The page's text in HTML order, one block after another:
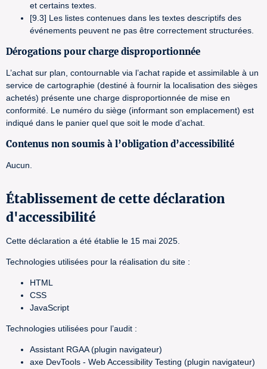
et certains textes.
[9.3] Les listes contenues dans les textes descriptifs des
événements peuvent ne pas être correctement structurées.
Dérogations pour charge disproportionnée
L’achat sur plan, contournable via l’achat rapide et assimilable à un
service de cartographie (destiné à fournir la localisation des sièges
achetés) présente une charge disproportionnée de mise en
conformité. Le numéro du siège (informant son emplacement) est
indiqué dans le panier quel que soit le mode d’achat.
Contenus non soumis à l’obligation d’accessibilité
Aucun.
Établissement de cette déclaration
d'accessibilité
Cette déclaration a été établie le 15 mai 2025.
Technologies utilisées pour la réalisation du site :
HTML
CSS
JavaScript
Technologies utilisées pour l’audit :
Assistant RGAA (plugin navigateur)
axe DevTools - Web Accessibility Testing (plugin navigateur)